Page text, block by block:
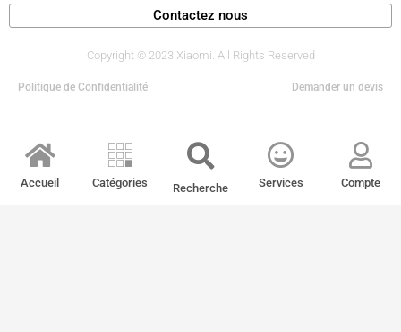
Contactez nous
Copyright © 2023 Xiaomi. All Rights Reserved
Politique de Confidentialité Demander un devis
Accueil Catégories Recherche Services Compte